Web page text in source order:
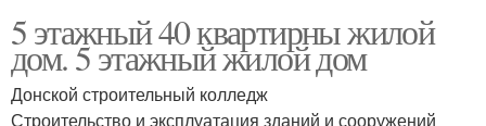
5 этажный 40 квартирны жилой
дом. 5 этажный жилой дом
Донской строительный колледж
Строительство и эксплуатация зданий и сооружений